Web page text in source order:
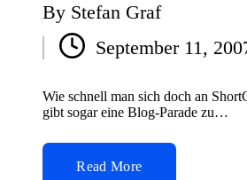
Posted
by
By Stefan Graf
September 11,
Wie schnell man sich doch an
gibt sogar eine Blog-Parade zu…
Read More